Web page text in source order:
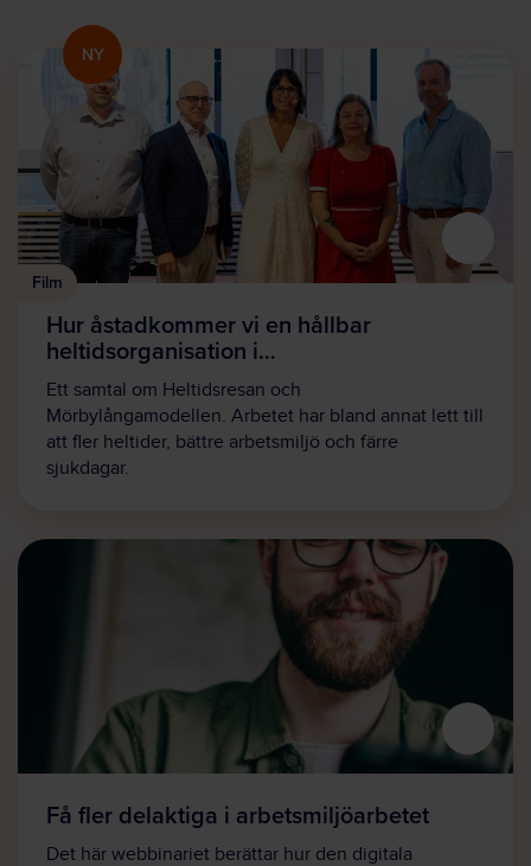
NY
Film
Hur åstadkommer vi en hållbar
heltidsorganisation i…
Ett samtal om Heltidsresan och
Mörbylångamodellen. Arbetet har bland annat lett till
att fler heltider, bättre arbetsmiljö och färre
sjukdagar.
Få fler delaktiga i arbetsmiljöarbetet
Det här webbinariet berättar hur den digitala